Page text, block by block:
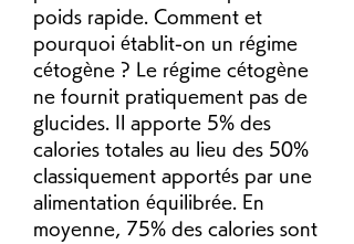
poids rapide. Comment et
pourquoi établit-on un régime
cétogène ? Le régime cétogène
ne fournit pratiquement pas de
glucides. Il apporte 5% des
calories totales au lieu des 50%
classiquement apportés par une
alimentation équilibrée. En
moyenne, 75% des calories sont